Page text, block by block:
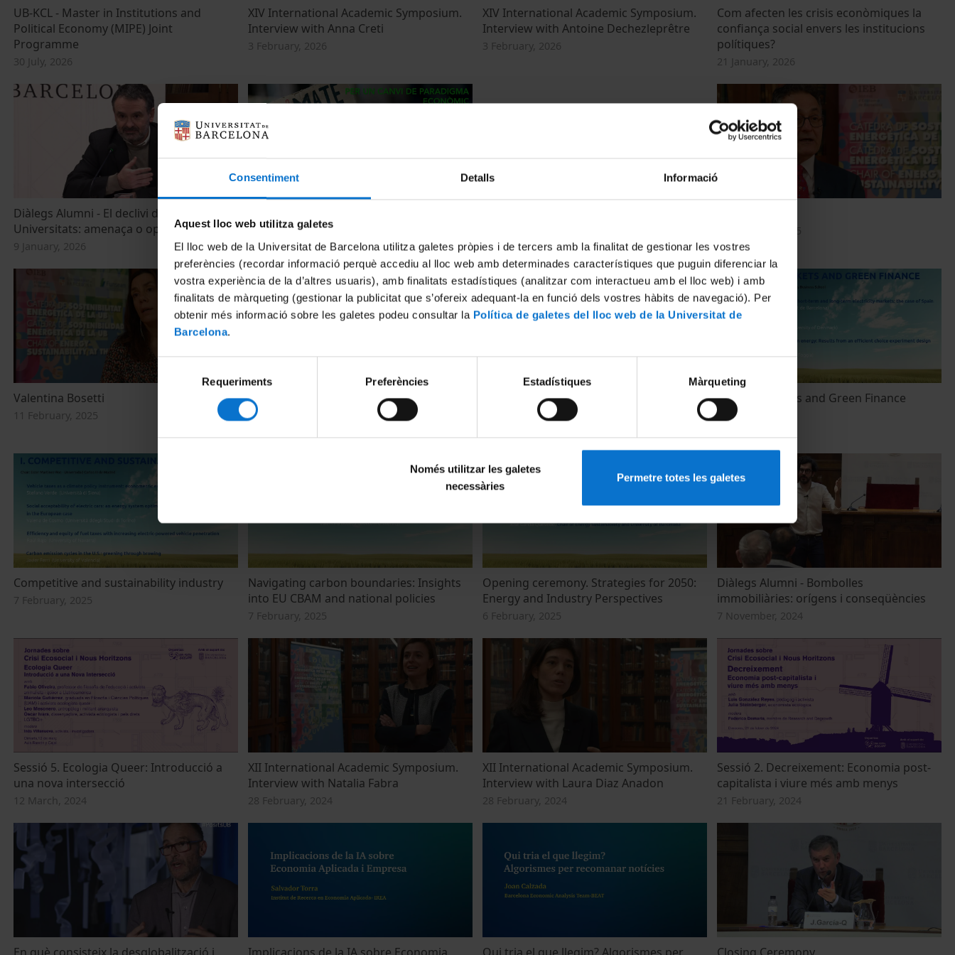
Consentiment Detalls Informació
Aquest lloc web utilitza galetes
El lloc web de la Universitat de Barcelona utilitza galetes pròpies i de tercers amb la finalitat de gestionar les vostres
preferències (recordar informació perquè accediu al lloc web amb determinades característiques que puguin diferenciar la
vostra experiència de la d’altres usuaris), amb finalitats estadístiques (analitzar com interactueu amb el lloc web) i amb
finalitats de màrqueting (gestionar la publicitat que s’ofereix adequant-la en funció dels vostres hàbits de navegació). Per
obtenir més informació sobre les galetes podeu consultar la Política de galetes del lloc web de la Universitat de
Barcelona.
de
consentiment
Requeriments Preferències Estadístiques Màrqueting
Només utilitzar les galetes
necessàries
Permetre totes les galetes
UB-KCL - Master in Institutions and
Political Economy (MIPE) Joint
Programme
30 July, 2026
XIV International Academic Symposium.
Interview with Anna Creti
3 February, 2026
XIV International Academic Symposium.
Interview with Antoine Dechezleprêtre
3 February, 2026
Com afecten les crisis econòmiques la
confiança social envers les institucions
polítiques?
21 January, 2026
Diàlegs Alumni - El declivi demogràfic i les
Universitats: amenaça o oportunitat?
9 January, 2026
4 June, 2025
14 February, 2025
Valentina Bosetti
11 February, 2025
Closing ceremony. Strategies for 2050:
Energy and Industry Perspectives
Driving Participation in the Net-Zero
Energy System
Energy Markets and Green Finance
7 February, 2025
Competitive and sustainability industry
7 February, 2025
Navigating carbon boundaries: Insights
into EU CBAM and national policies
7 February, 2025
Opening ceremony. Strategies for 2050:
Energy and Industry Perspectives
6 February, 2025
Diàlegs Alumni - Bombolles
immobiliàries: orígens i conseqüències
7 November, 2024
Sessió 5. Ecologia Queer: Introducció a
una nova intersecció
12 March, 2024
XII International Academic Symposium.
Interview with Natalia Fabra
28 February, 2024
XII International Academic Symposium.
Interview with Laura Diaz Anadon
28 February, 2024
Sessió 2. Decreixement: Economia post-
capitalista i viure més amb menys
21 February, 2024